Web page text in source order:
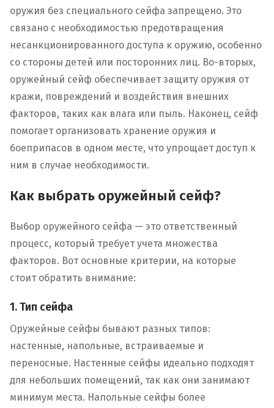
оружия без специального сейфа запрещено. Это
связано с необходимостью предотвращения
несанкционированного доступа к оружию, особенно
со стороны детей или посторонних лиц. Во-вторых,
оружейный сейф обеспечивает защиту оружия от
кражи, повреждений и воздействия внешних
факторов, таких как влага или пыль. Наконец, сейф
помогает организовать хранение оружия и
боеприпасов в одном месте, что упрощает доступ к
ним в случае необходимости.
Как выбрать оружейный сейф?
Выбор оружейного сейфа — это ответственный
процесс, который требует учета множества
факторов. Вот основные критерии, на которые
стоит обратить внимание:
1. Тип сейфа
Оружейные сейфы бывают разных типов:
настенные, напольные, встраиваемые и
переносные. Настенные сейфы идеально подходят
для небольших помещений, так как они занимают
минимум места. Напольные сейфы более